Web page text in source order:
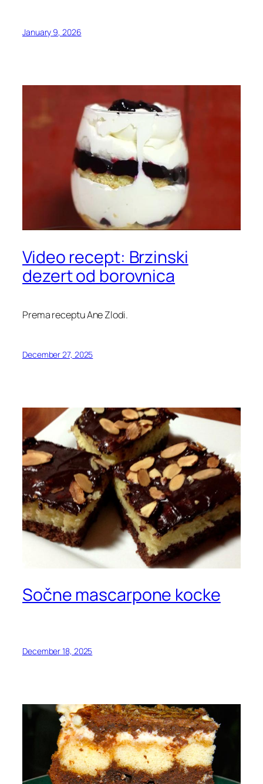
January 9, 2026
Video recept: Brzinski
dezert od borovnica
Prema receptu Ane Zlodi.
December 27, 2025
Sočne mascarpone kocke
December 18, 2025